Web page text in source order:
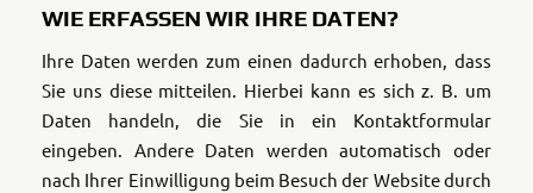
WIE ERFASSEN WIR IHRE DATEN?
Ihre Daten werden zum einen dadurch erhoben, dass
Sie uns diese mitteilen. Hierbei kann es sich z. B. um
Daten handeln, die Sie in ein Kontaktformular
eingeben. Andere Daten werden automatisch oder
nach Ihrer Einwilligung beim Besuch der Website durch